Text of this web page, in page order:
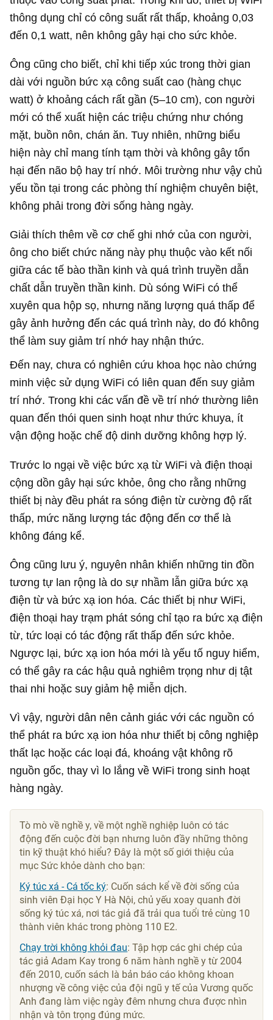
thông dụng chỉ có công suất rất thấp, khoảng 0,03
đến 0,1 watt, nên không gây hại cho sức khỏe.
Ông cũng cho biết, chỉ khi tiếp xúc trong thời gian
dài với nguồn bức xạ công suất cao (hàng chục
watt) ở khoảng cách rất gần (5–10 cm), con người
mới có thể xuất hiện các triệu chứng như chóng
mặt, buồn nôn, chán ăn. Tuy nhiên, những biểu
hiện này chỉ mang tính tạm thời và không gây tổn
hại đến não bộ hay trí nhớ. Môi trường như vậy chủ
yếu tồn tại trong các phòng thí nghiệm chuyên biệt,
không phải trong đời sống hàng ngày.
Giải thích thêm về cơ chế ghi nhớ của con người,
ông cho biết chức năng này phụ thuộc vào kết nối
giữa các tế bào thần kinh và quá trình truyền dẫn
chất dẫn truyền thần kinh. Dù sóng WiFi có thể
xuyên qua hộp sọ, nhưng năng lượng quá thấp để
gây ảnh hưởng đến các quá trình này, do đó không
thể làm suy giảm trí nhớ hay nhận thức.
Đến nay, chưa có nghiên cứu khoa học nào chứng
minh việc sử dụng WiFi có liên quan đến suy giảm
trí nhớ. Trong khi các vấn đề về trí nhớ thường liên
quan đến thói quen sinh hoạt như thức khuya, ít
vận động hoặc chế độ dinh dưỡng không hợp lý.
Trước lo ngại về việc bức xạ từ WiFi và điện thoại
cộng dồn gây hại sức khỏe, ông cho rằng những
thiết bị này đều phát ra sóng điện từ cường độ rất
thấp, mức năng lượng tác động đến cơ thể là
không đáng kể.
Ông cũng lưu ý, nguyên nhân khiến những tin đồn
tương tự lan rộng là do sự nhầm lẫn giữa bức xạ
điện từ và bức xạ ion hóa. Các thiết bị như WiFi,
điện thoại hay trạm phát sóng chỉ tạo ra bức xạ điện
từ, tức loại có tác động rất thấp đến sức khỏe.
Ngược lại, bức xạ ion hóa mới là yếu tố nguy hiểm,
có thể gây ra các hậu quả nghiêm trọng như dị tật
thai nhi hoặc suy giảm hệ miễn dịch.
Vì vậy, người dân nên cảnh giác với các nguồn có
thể phát ra bức xạ ion hóa như thiết bị công nghiệp
thất lạc hoặc các loại đá, khoáng vật không rõ
nguồn gốc, thay vì lo lắng về WiFi trong sinh hoạt
hàng ngày.
Tò mò về nghề y, về một nghề nghiệp luôn có tác
động đến cuộc đời bạn nhưng luôn đầy những thông
tin kỹ thuật khó hiểu? Đây là một số giới thiệu của
mục Sức khỏe dành cho bạn:
Ký túc xá - Cá tốc ký: Cuốn sách kể về đời sống của
sinh viên Đại học Y Hà Nội, chủ yếu xoay quanh đời
sống ký túc xá, nơi tác giả đã trải qua tuổi trẻ cùng 10
thành viên khác trong phòng 110 E2.
Chạy trời không khỏi đau: Tập hợp các ghi chép của
tác giả Adam Kay trong 6 năm hành nghề y từ 2004
đến 2010, cuốn sách là bản báo cáo không khoan
nhượng về công việc của đội ngũ y tế của Vương quốc
Anh đang làm việc ngày đêm nhưng chưa được nhìn
nhận và tôn trọng đúng mức.